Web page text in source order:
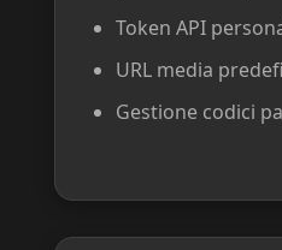
Token API
URL media
Gestione codici